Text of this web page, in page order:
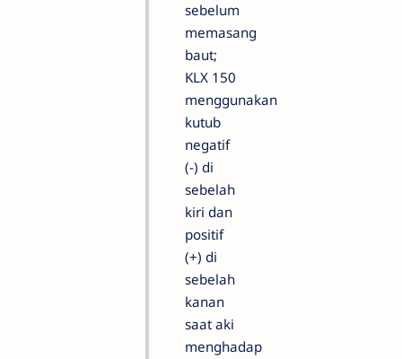
sebelum
memasang
baut;
KLX 150
menggunakan
kutub
negatif
(-) di
sebelah
kiri dan
positif
(+) di
sebelah
kanan
saat aki
menghadap